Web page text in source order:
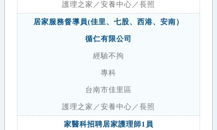
護理之家／安養中心／長照
居家服務督導員(佳里、七股、西港、安南）
循仁有限公司
經驗不拘
專科
台南市佳里區
護理之家／安養中心／長照
家醫科招聘居家護理師1員